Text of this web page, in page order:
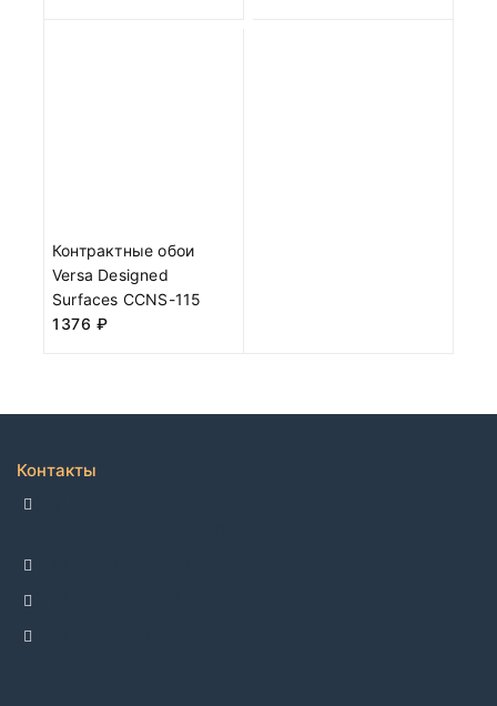
Контрактные обои
Versa Designed
Surfaces CCNS-115
1376 ₽
Контакты